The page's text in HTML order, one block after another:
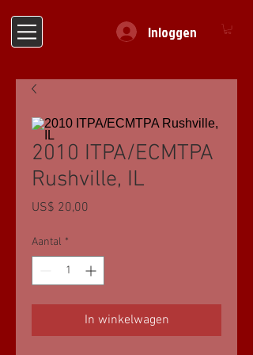
Inloggen
2010 ITPA/ECMTPA
Rushville, IL
US$ 20,00
Aantal *
In winkelwagen